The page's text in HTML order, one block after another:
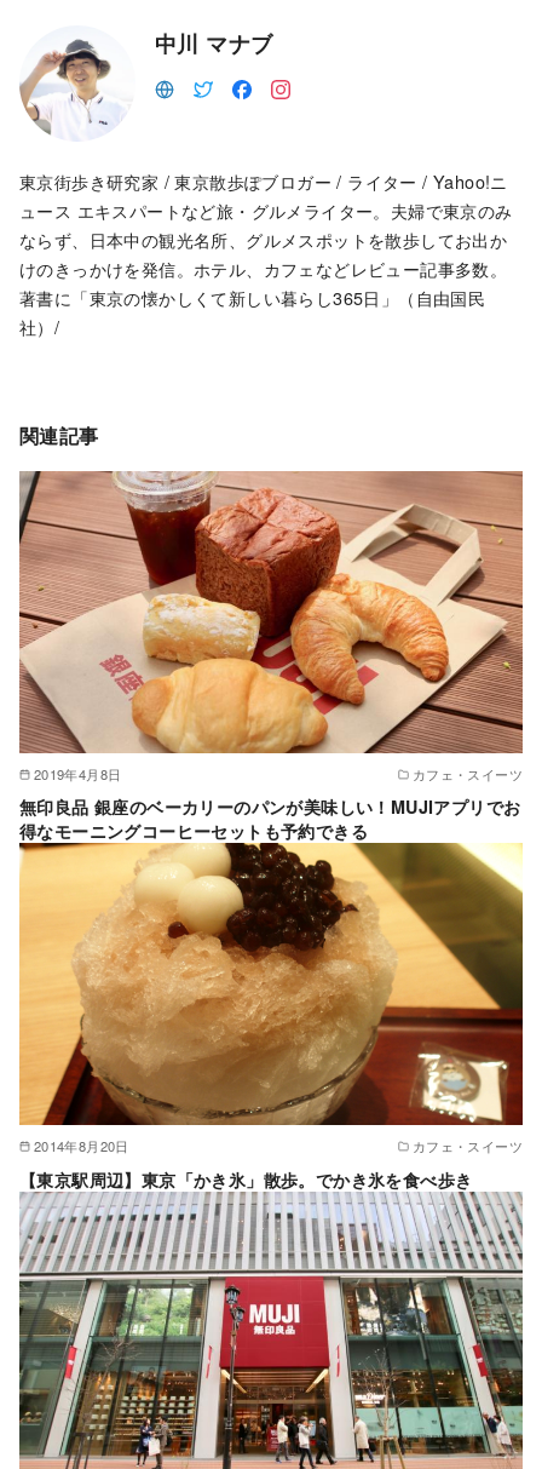
中川 マナブ
東京街歩き研究家 / 東京散歩ぽブロガー / ライター / Yahoo!ニ
ュース エキスパートなど旅・グルメライター。夫婦で東京のみ
ならず、日本中の観光名所、グルメスポットを散歩してお出か
けのきっかけを発信。ホテル、カフェなどレビュー記事多数。
著書に「東京の懐かしくて新しい暮らし365日」（自由国民
社）/
関連記事
2019年4月8日 カフェ・スイーツ
無印良品 銀座のベーカリーのパンが美味しい！MUJIアプリでお
得なモーニングコーヒーセットも予約できる
2014年8月20日 カフェ・スイーツ
【東京駅周辺】東京「かき氷」散歩。でかき氷を食べ歩き